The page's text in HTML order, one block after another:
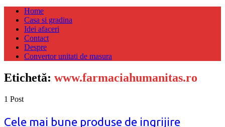
Home
Casa si gradina
Idei afaceri
Contact
Despre
Convertor unitati de masura
Etichetă: www.farmaciahumanitas.ro
1 Post
Cele mai bune produse de ingrijire